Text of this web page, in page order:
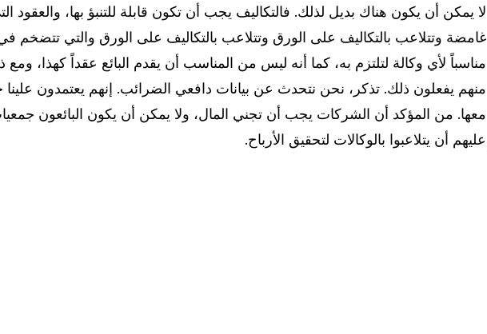
لا يمكن أن يكون هناك بديل لذلك. فالتكاليف يجب أن تكون قابلة للتنبؤ بها، والعقود
غامضة وتتلاعب بالتكاليف على الورق وتتلاعب بالتكاليف على الورق والتي تتضخم
مناسباً لأي وكالة لتلتزم به، كما أنه ليس من المناسب أن يقدم البائع عقداً كهذا، ومع
منهم يفعلون ذلك. تذكر، نحن نتحدث عن بيانات دافعي الضرائب. إنهم يعتمدون علينا
معها. من المؤكد أن الشركات يجب أن تجني المال، ولا يمكن أن يكون البائعون
عليهم أن يتلاعبوا بالوكالات لتحقيق الأرباح.